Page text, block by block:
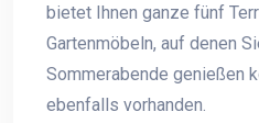
bietet Ihnen ganze fünf
Gartenmöbeln, auf denen
Sommerabende genießen
ebenfalls vorhanden.